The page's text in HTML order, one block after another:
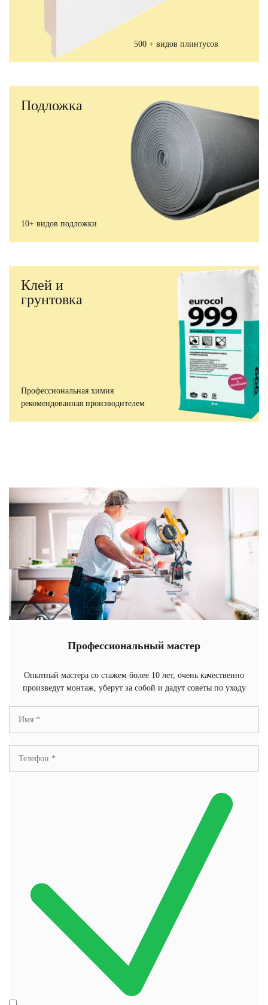
500 + видов плинтусов
Подложка
10+ видов подложки
Клей и
грунтовка
Профессиональная химия
рекомендованная производителем
Профессиональный мастер
Опытный мастера со стажем более 10 лет, очень качественно
произведут монтаж, уберут за собой и дадут советы по уходу